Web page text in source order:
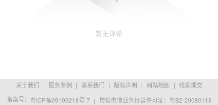
暂无评论
关于我们 | 服务条例 | 联系我们 | 版权声明 | 网站地图 | 线索提交
备案号： 粤ICP备09109218号-7 | 增值电信业务经营许可证：粤B2-20080118